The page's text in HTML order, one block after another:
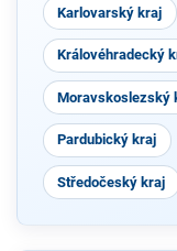
Karlovarský kraj
Královéhradecký
Moravskoslezský
Pardubický kraj
Středočeský kraj